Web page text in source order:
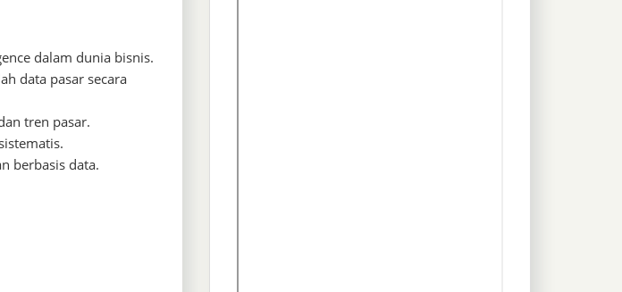
dalam dunia bisnis.
data pasar secara
tren pasar.
berbasis data.